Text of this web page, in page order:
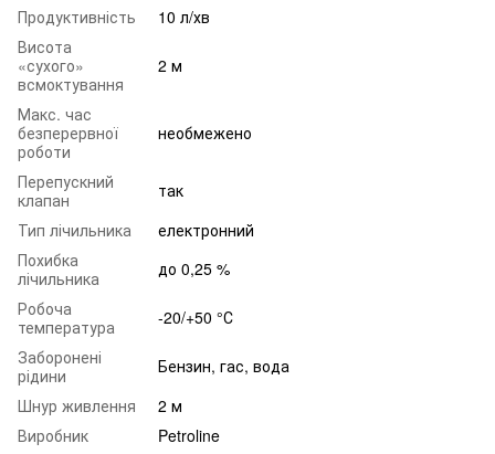
Продуктивність
10 л/хв
Висота
«сухого»
всмоктування
2 м
Макс. час
безперервної
роботи
необмежено
Перепускний
клапан
так
Тип лічильника
електронний
Похибка
лічильника
до 0,25 %
Робоча
температура
-20/+50 °С
Заборонені
рідини
Бензин, гас, вода
Шнур живлення
2 м
Виробник
Petroline